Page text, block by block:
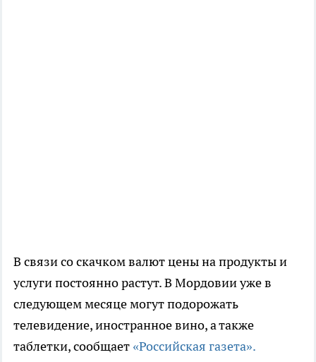
В связи со скачком валют цены на продукты и
услуги постоянно растут. В Мордовии уже в
следующем месяце могут подорожать
телевидение, иностранное вино, а также
таблетки, сообщает «Российская газета».